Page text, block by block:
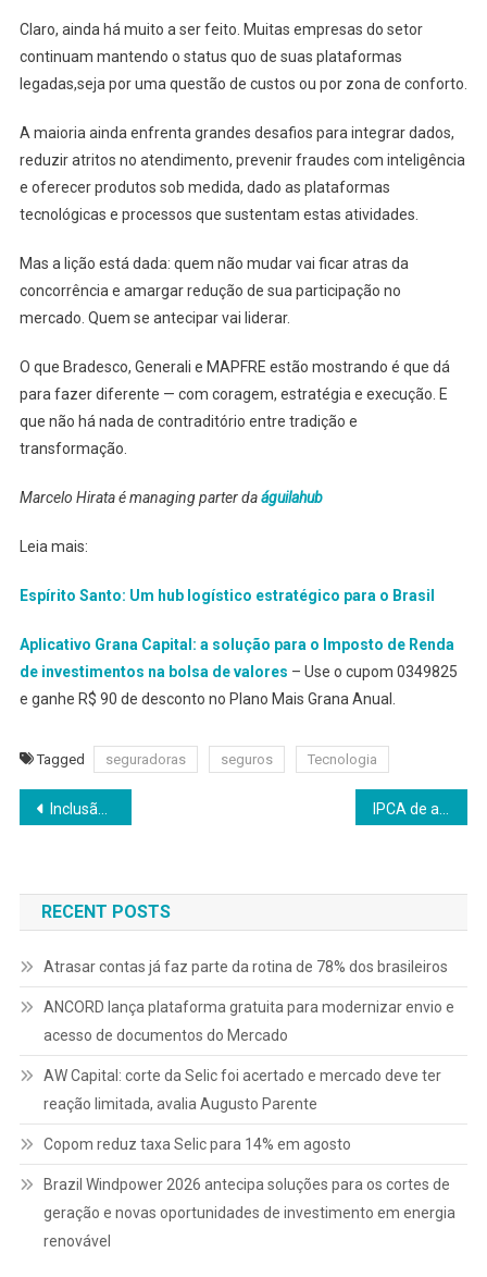
Claro, ainda há muito a ser feito. Muitas empresas do setor
continuam mantendo o status quo de suas plataformas
legadas,seja por uma questão de custos ou por zona de conforto.
A maioria ainda enfrenta grandes desafios para integrar dados,
reduzir atritos no atendimento, prevenir fraudes com inteligência
e oferecer produtos sob medida, dado as plataformas
tecnológicas e processos que sustentam estas atividades.
Mas a lição está dada: quem não mudar vai ficar atras da
concorrência e amargar redução de sua participação no
mercado. Quem se antecipar vai liderar.
O que Bradesco, Generali e MAPFRE estão mostrando é que dá
para fazer diferente — com coragem, estratégia e execução. E
que não há nada de contraditório entre tradição e
transformação.
Marcelo Hirata é managing parter daáguilahub
Leia mais:
Espírito Santo: Um hub logístico estratégico para o Brasil
Aplicativo Grana Capital: a solução para o Imposto de Renda
de investimentos na bolsa de valores – Use o cupom 0349825
e ganhe R$ 90 de desconto no Plano Mais Grana Anual.
Tagged seguradoras seguros Tecnologia
Navegação
Post
Inclusão financeira do futuro será digital e movida por nano-crédito IPCA de agosto de 2025: caiu, mas não convenceu
RECENT POSTS
Atrasar contas já faz parte da rotina de 78% dos brasileiros
ANCORD lança plataforma gratuita para modernizar envio e
acesso de documentos do Mercado
AW Capital: corte da Selic foi acertado e mercado deve ter
reação limitada, avalia Augusto Parente
Copom reduz taxa Selic para 14% em agosto
Brazil Windpower 2026 antecipa soluções para os cortes de
geração e novas oportunidades de investimento em energia
renovável